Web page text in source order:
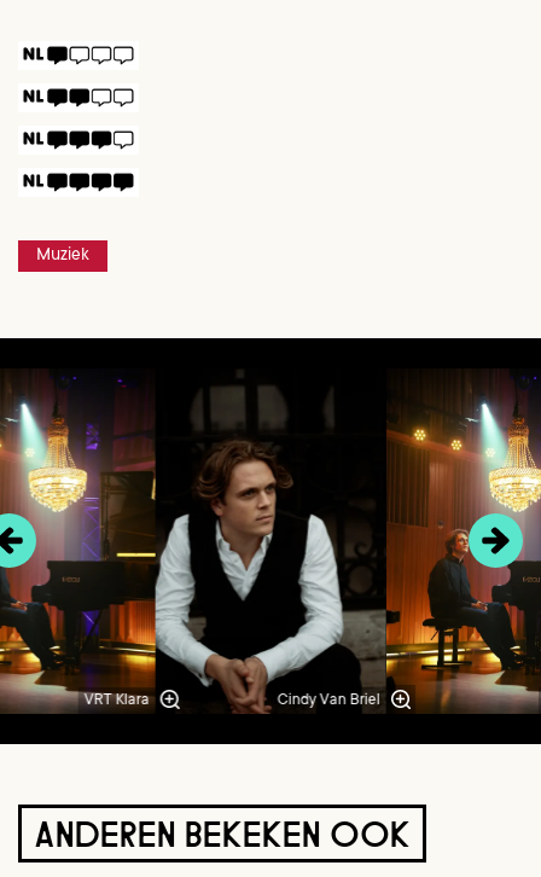
Muziek
Overslaan
VRT Klara Cindy Van Briel
ANDEREN BEKEKEN OOK